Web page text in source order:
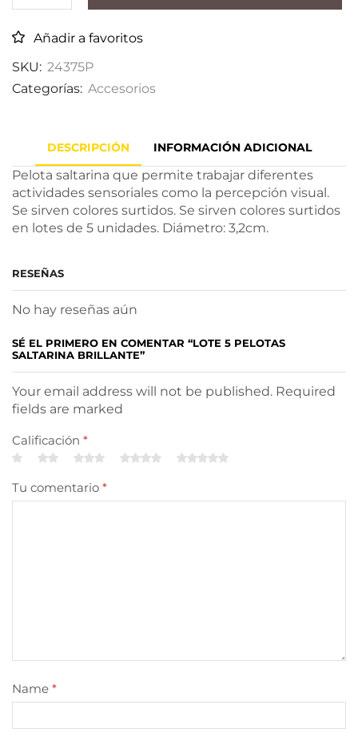
Añadir a favoritos
SKU: 24375P
Categorías: Accesorios
DESCRIPCIÓN INFORMACIÓN ADICIONAL
Pelota saltarina que permite trabajar diferentes
actividades sensoriales como la percepción visual.
Se sirven colores surtidos. Se sirven colores surtidos
en lotes de 5 unidades. Diámetro: 3,2cm.
RESEÑAS
No hay reseñas aún
SÉ EL PRIMERO EN COMENTAR “LOTE 5 PELOTAS
SALTARINA BRILLANTE”
Your email address will not be published. Required
fields are marked
Calificación *
Tu comentario *
Name *